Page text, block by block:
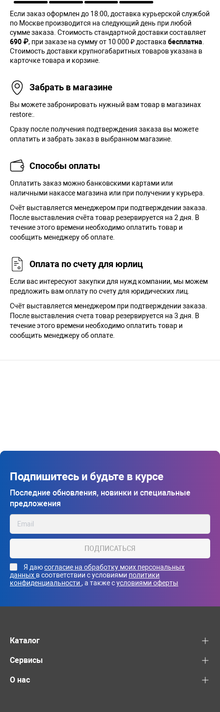
Если заказ оформлен до 18:00, доставка курьерской службой
по Москве производится на следующий день при любой
сумме заказа. Cтоимость стандартной доставки составляет
690 ₽, при заказе на сумму от 10 000 ₽ доставка бесплатна
Стоимость доставки крупногабаритных товаров указана в
карточке товара и корзине.
Забрать в магазине
Вы можете забронировать нужный вам товар в магазинах
restore:.
Сразу после получения подтверждения заказа вы можете
оплатить и забрать заказ в выбранном магазине.
Способы оплаты
Оплатить заказ можно банковскими картами или
наличными накассе магазина или при получении у курьера.
Cчёт выставляется менеджером при подтверждении заказа.
После выставления счёта товар резервируется на 2 дня. В
течение этого времени необходимо оплатить товар и
сообщить менеджеру об оплате.
Оплата по счету для юрлиц
Если вас интересуют закупки для нужд компании, мы можем
предложить вам оплату по счету для юридических лиц.
Счёт выставляется менеджером при подтверждении заказа.
После выставления счета товар резервируется на 3 дня. В
течение этого времени необходимо оплатить товар и
сообщить менеджеру об оплате.
Подпишитесь и будьте в курсе
Последние обновления, новинки и специальные
предложения
ПОДПИСАТЬСЯ
Я даюсогласие на обработку моих персональных
данных в соответствии с условиями политики
конфиденциальности , а также сусловиями оферты
Каталог
Сервисы
О нас